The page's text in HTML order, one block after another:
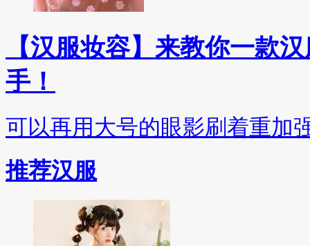
【汉服妆容】来教你一款
手！
可以再用大号的眼影刷着重加
推荐汉服